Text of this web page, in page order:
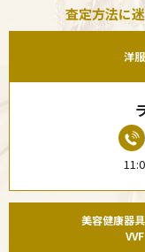
査定方法に
洋
美容健康器